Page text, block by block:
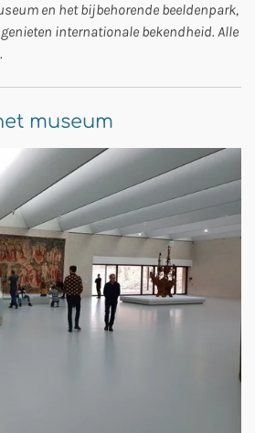
en het bijbehorende beeldenpark,
internationale bekendheid. Alle
museum